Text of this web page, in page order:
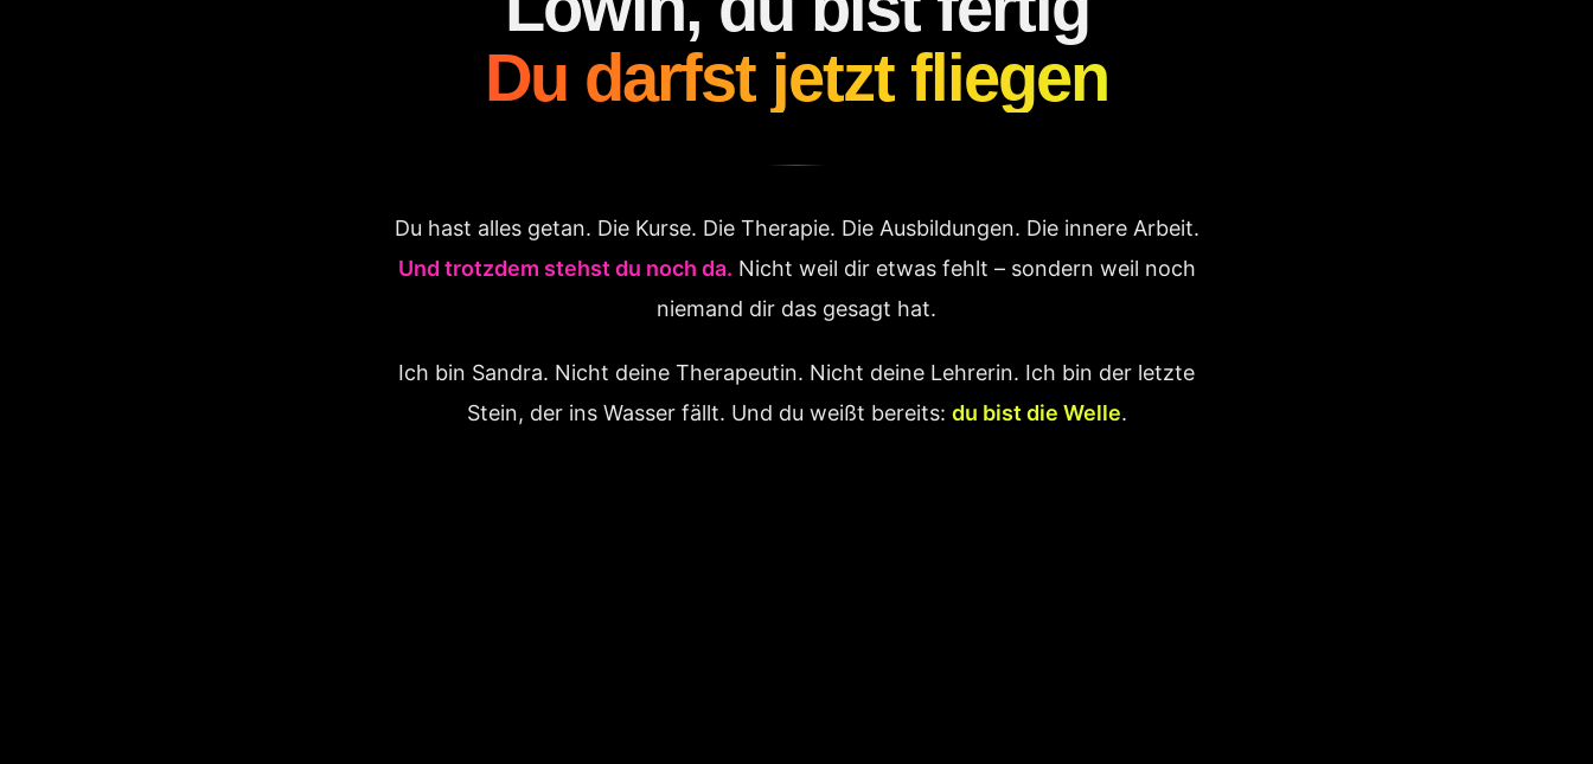
Du darfst jetzt fliegen
Du hast alles getan. Die Kurse. Die Therapie. Die Ausbildungen. Die innere Arbeit.
Und trotzdem stehst du noch da. Nicht weil dir etwas fehlt – sondern weil noch
niemand dir das gesagt hat.
Ich bin Sandra. Nicht deine Therapeutin. Nicht deine Lehrerin. Ich bin der letzte
Stein, der ins Wasser fällt. Und du weißt bereits: du bist die Welle.